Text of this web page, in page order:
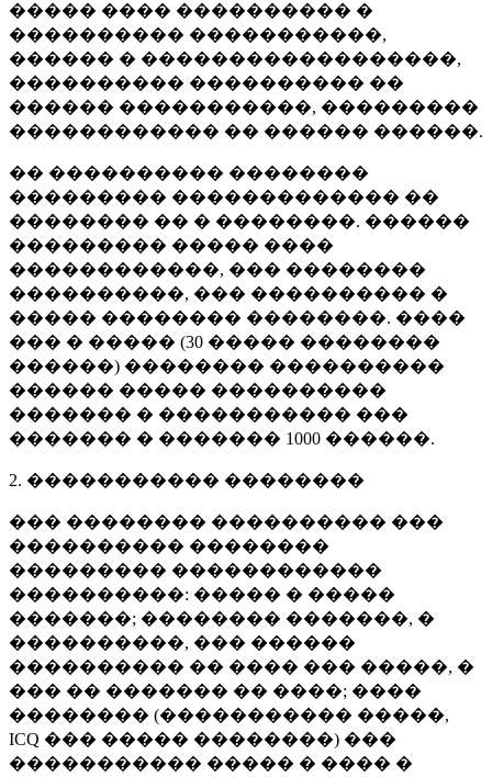
����� ���� ���������� �
���������� �����������,
������ � ������������������,
���������� ���������� ��
������ �����������, ���������
������������ �� ������ ������.
�� ���������� ��������
��������� ������������� ��
�������� �� � ��������. ������
��������� ����� ����
������������, ��� ��������
����������, ��� ���������� �
����� �������� ��������. ����
��� � ����� (30 ����� ��������
������) �������� ����������
������ ����� ����������
������� � ����������� ���
������� � ������� 1000 ������.
2. ����������� ��������
��� �������� ���������� ���
���������� ��������
��������� ������������
����������: ����� � �����
�������; �������� �������, �
����������, ��� ������
���������� �� ���� ��� �����, �
��� �� ������� �� ����; ����
�������� (����������� �����,
ICQ ��� ����� ��������) ���
����������� ����� � ���� �